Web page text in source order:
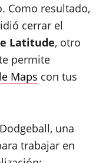
Como resultado,
cerrar el
Latitude, otro
permite
Maps con tus
una
trabajar en